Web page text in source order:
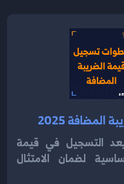
2025
التسجيل في قيمة
لضمان الامتثال